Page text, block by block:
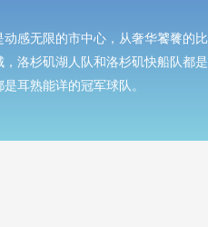
感无限的市中心，从奢华饕餮的比
洛杉矶湖人队和洛杉矶快船队都是
耳熟能详的冠军球队。